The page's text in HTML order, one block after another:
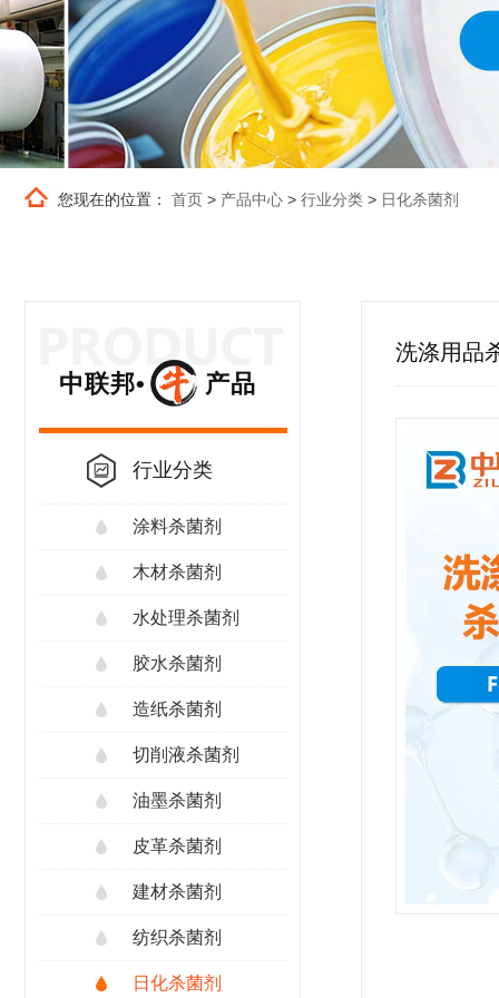
您现在的位置： 首页 > 产品中心 > 行业分类 > 日化杀菌剂
中联邦• 产品
行业分类
涂料杀菌剂
木材杀菌剂
水处理杀菌剂
胶水杀菌剂
造纸杀菌剂
切削液杀菌剂
油墨杀菌剂
皮革杀菌剂
建材杀菌剂
纺织杀菌剂
日化杀菌剂
洗涤用品